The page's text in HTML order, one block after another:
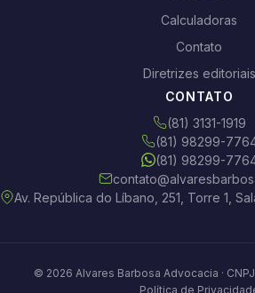
Calculadoras
Contato
Diretrizes editoriais
CONTATO
(81) 3131-1919
(81) 98299-
(81) 98299-
Av. República do Líbano, 251, Torre 1,
© 2026 Alvares Barbosa Advocacia ·
Política de